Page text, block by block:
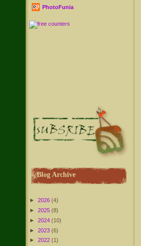
PhotoFunia
Blog Archive
► 2026 (4)
► 2025 (8)
► 2024 (10)
► 2023 (6)
► 2022 (1)